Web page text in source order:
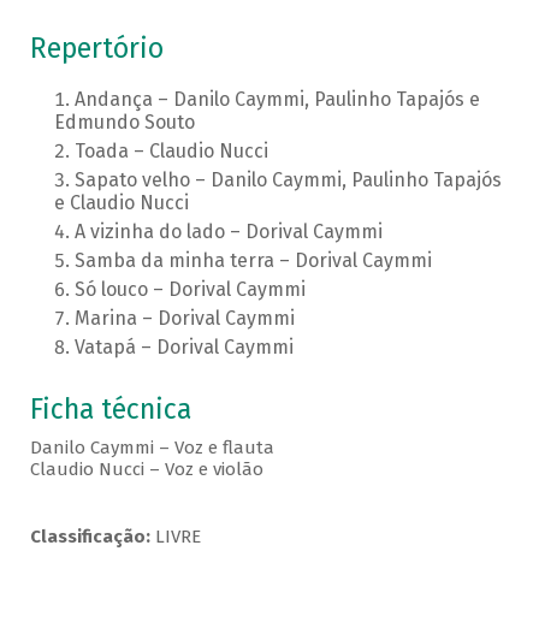
Repertório
Andança – Danilo Caymmi, Paulinho Tapajós e
Edmundo Souto
Toada – Claudio Nucci
Sapato velho – Danilo Caymmi, Paulinho Tapajós
e Claudio Nucci
A vizinha do lado – Dorival Caymmi
Samba da minha terra – Dorival Caymmi
Só louco – Dorival Caymmi
Marina – Dorival Caymmi
Vatapá – Dorival Caymmi
Ficha técnica
Danilo Caymmi – Voz e flauta
Claudio Nucci – Voz e violão
Classificação:LIVRE